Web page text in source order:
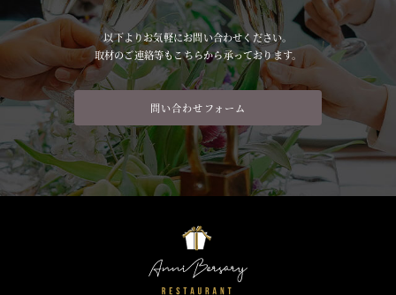
以下よりお気軽にお問い合わせください。
取材のご連絡等もこちらから承っております。
問い合わせフォーム